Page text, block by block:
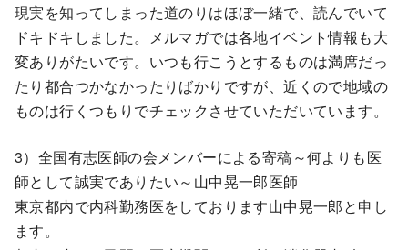
現実を知ってしまった道のりはほぼ一緒で、読んでいて
ドキドキしました。メルマガでは各地イベント情報も大
変ありがたいです。いつも行こうとするものは満席だっ
たり都合つかなかったりばかりですが、近くので地域の
ものは行くつもりでチェックさせていただいています。
3）全国有志医師の会メンバーによる寄稿～何よりも医
師として誠実でありたい～山中晃一郎医師
東京都内で内科勤務医をしております山中晃一郎と申し
ます。